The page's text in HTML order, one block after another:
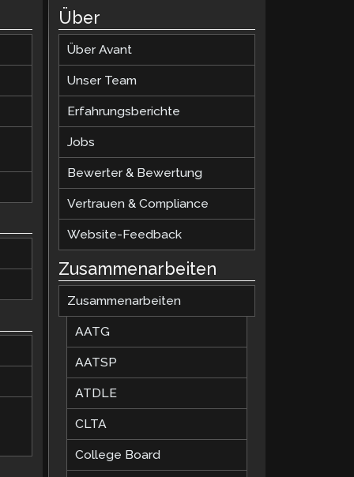
Über
Über Avant
Unser Team
Erfahrungsberichte
Jobs
Bewerter & Bewertung
Vertrauen & Compliance
Website-Feedback
Zusammenarbeiten
Zusammenarbeiten
AATG
AATSP
ATDLE
CLTA
College Board